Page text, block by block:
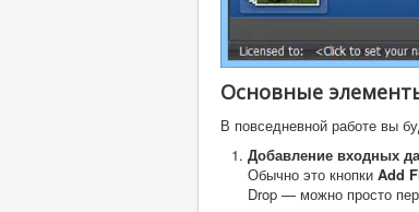
Основные
В повседневной работе вы
Добавление входных
Обычно это кнопки Add
Drop — можно просто